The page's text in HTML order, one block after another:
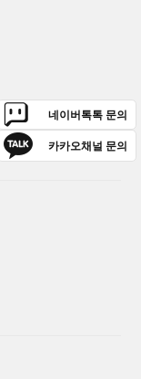
네이버톡톡 문의
카카오채널 문의